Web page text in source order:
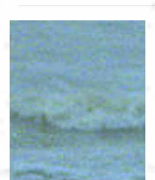
督の映画『ミツバチと私』（ 20,000 especies de
story）の形式を取りながら、夏のバスクを舞台に、
「男の子」として割り当てられたココ（のちにルシ
アという）が、自らにしっくりくるあり方と呼び名
を探し出していく過程を、きわめて繊細に描き出し
た作品である。 ココには、三つの名前がある。アイ
トール――生まれたときに与えられた「男の名
前」。ココ――家族や周囲から呼ばれる、中性的な
愛称。そしてルシア――自分で見つけ、心から納得
できた名前である。 映画の冒頭には、小さな謎が提
示される。ココは不機嫌そうで、学校でトラブルを
起こしたらしい。クラスメイトのマルチーナの水着
を盗んだのではないかという疑いが持ち上がり、家
族は動揺する。しかし、ココが本当に盗んだのか、
なぜそうしたのかは、観客にも家族にも明らかにさ
れないまま、物語の焦点は母の故郷バスクへと移
る。後に推測できるのは、この出来事がココのジェ
ンダー・アイデンティティの